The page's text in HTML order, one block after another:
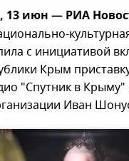
июн — РИА
с инициативой
Крым
"Спутник в Крыму"
Иван